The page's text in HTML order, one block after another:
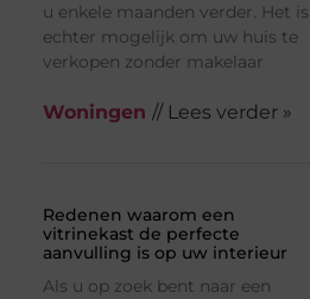
u enkele maanden verder. Het is
echter mogelijk om uw huis te
verkopen zonder makelaar
Woningen // Lees verder »
Redenen waarom een
vitrinekast de perfecte
aanvulling is op uw interieur
Als u op zoek bent naar een